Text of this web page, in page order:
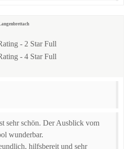
sehr schön. Der Ausblick vom
wunderbar.
hilfsbereit und sehr